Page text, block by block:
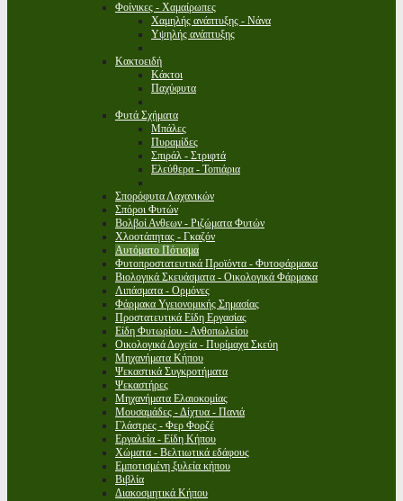
Φοίνικες - Χαμαίρωπες
Χαμηλής ανάπτυξης - Νάνα
Υψηλής ανάπτυξης
Κακτοειδή
Κάκτοι
Παχύφυτα
Φυτά Σχήματα
Μπάλες
Πυραμίδες
Σπιράλ - Στριφτά
Ελεύθερα - Τοπιάρια
Σπορόφυτα Λαχανικών
Σπόροι Φυτών
Βολβοί Ανθεων - Ριζώματα Φυτών
Χλοοτάπητας - Γκαζόν
Αυτόματο Πότισμα
Φυτοπροστατευτικά Προϊόντα - Φυτοφάρμακα
Βιολογικά Σκευάσματα - Οικολογικά Φάρμακα
Λιπάσματα - Ορμόνες
Φάρμακα Υγειονομικής Σημασίας
Προστατευτικά Είδη Εργασίας
Είδη Φυτωρίου - Ανθοπωλείου
Οικολογικά Δοχεία - Πυρίμαχα Σκεύη
Μηχανήματα Κήπου
Ψεκαστικά Συγκροτήματα
Ψεκαστήρες
Μηχανήματα Ελαιοκομίας
Μουσαμάδες - Δίχτυα - Πανιά
Γλάστρες - Φερ Φορζέ
Εργαλεία - Είδη Κήπου
Χώματα - Βελτιωτικά εδάφους
Εμποτισμένη ξυλεία κήπου
Βιβλία
Διακοσμητικά Κήπου